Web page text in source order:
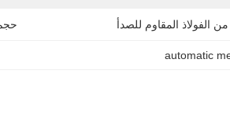
automatic